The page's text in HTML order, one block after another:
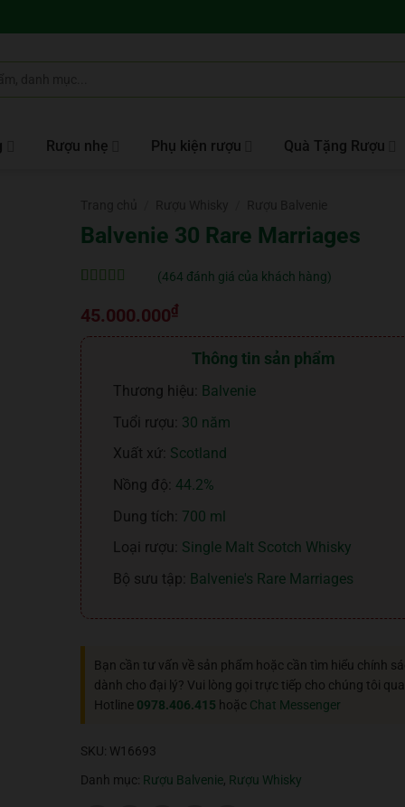
Rượu nhẹ Phụ kiện rượu Quà Tặng Rượu
Balvenie 30 Rare Marriages
trên đánh
giá
(464 đánh giá của khách hàng)
45.000.000₫
Thông tin sản phẩm
Thương hiệu:
Balvenie
Tuổi rượu: 30 năm
Xuất xứ: Scotland
Nồng độ: 44.2%
Dung tích: 700 ml
Loại rượu: Single Malt Scotch Whisky
Bộ sưu tập: Balvenie's Rare Marriages
Bạn cần tư vấn về sản phẩm hoặc cần tìm hiểu chính
dành cho đại lý? Vui lòng gọi trực tiếp cho chúng tôi qua
Hotline 0978.406.415 hoặc Chat Messenger
SKU: W16693
Danh mục: Rượu Balvenie, Rượu Whisky